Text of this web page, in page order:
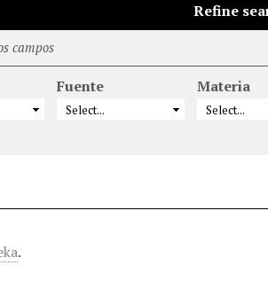
Refine
campos
Fuente Materia
.